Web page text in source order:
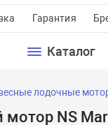
Гарантия
Каталог
лодочные
NS